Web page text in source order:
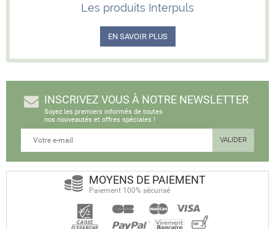
Les produits Interpuls
EN SAVOIR PLUS
INSCRIVEZ VOUS À NOTRE NEWSLETTER
Soyez les premiers informés de toutes
nos nouveautés et offres spéciales !
MOYENS DE PAIEMENT
Paiement 100% sécurisé